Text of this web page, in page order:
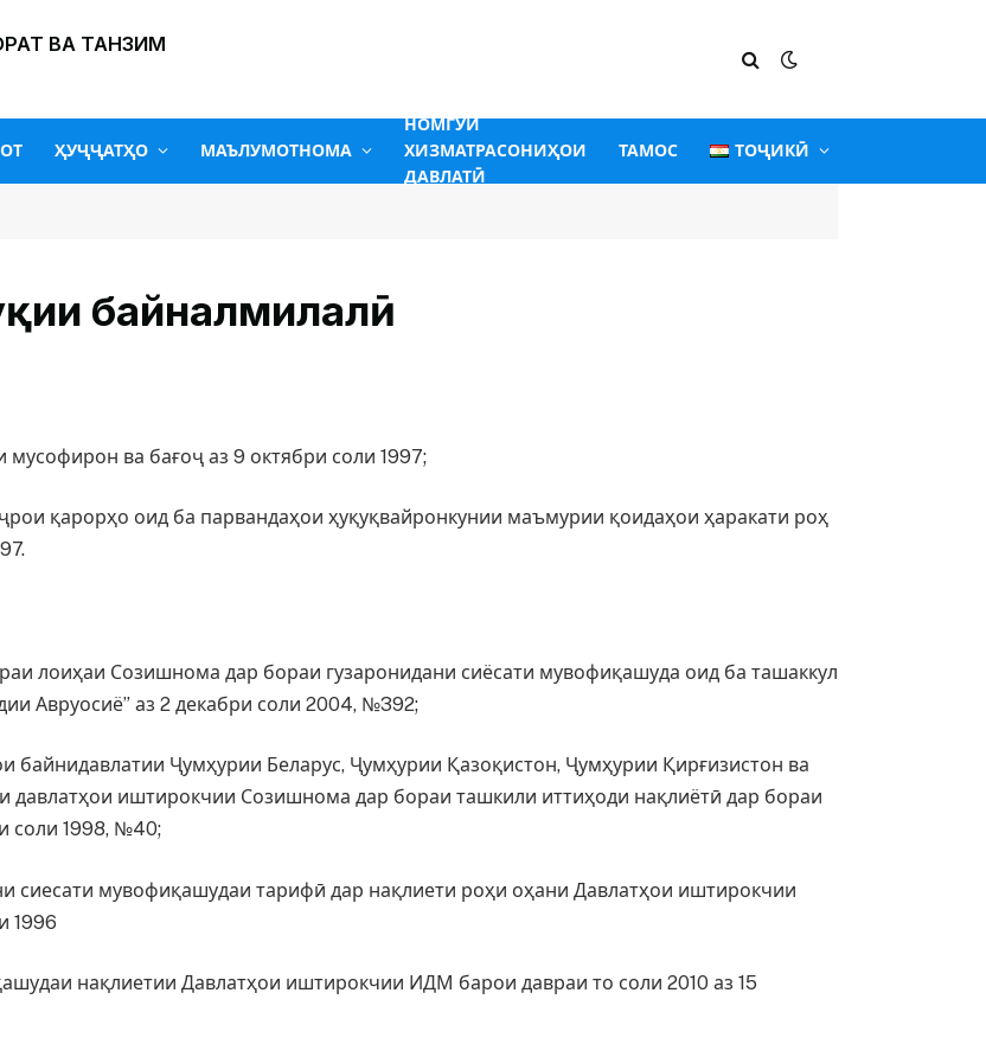
ВА ТАНЗИМ
ҲУҶҶАТҲО МАЪЛУМОТНОМА
НОМГӮИ
ХИЗМАТРАСОНИҲОИ
ДАВЛАТӢ
ТАМОС ТОҶИКӢ
байналмилалӣ
ва бағоҷ аз 9 октябри соли 1997;
қарорҳо оид ба парвандаҳои ҳуқуқвайронкунии маъмурии қоидаҳои ҳаракати роҳ
лоиҳаи Созишнома дар бораи гузаронидани сиёсати мувофиқашуда оид ба ташаккул
Авруосиё” аз 2 декабри соли 2004, №392;
Ҷумҳурии Беларус, Ҷумҳурии Қазоқистон, Ҷумҳурии Қирғизистон ва
иштирокчии Созишнома дар бораи ташкили иттиҳоди нақлиётӣ дар бораи
соли 1998, №40;
сиесати мувофиқашудаи тарифӣ дар нақлиети роҳи оҳани Давлатҳои иштирокчии
1996
нақлиетии Давлатҳои иштирокчии ИДМ барои давраи то соли 2010 аз 15